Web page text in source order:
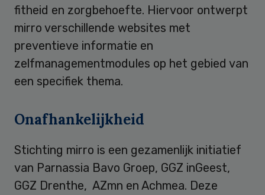
fitheid en zorgbehoefte. Hiervoor ontwerpt
mirro verschillende websites met
preventieve informatie en
zelfmanagementmodules op het gebied van
een specifiek thema.
Onafhankelijkheid
Stichting mirro is een gezamenlijk initiatief
van Parnassia Bavo Groep, GGZ inGeest,
GGZ Drenthe, AZmn en Achmea. Deze